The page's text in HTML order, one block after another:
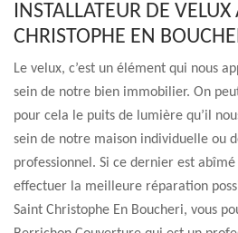
INSTALLATEUR DE
CHRISTOPHE EN
Le velux, c’est un élément qui nous
sein de notre bien immobilier. On
pour cela le puits de lumière qu’il
sein de notre maison individuelle ou
professionnel. Si ce dernier est
effectuer la meilleure réparation
Saint Christophe En Boucheri, vous